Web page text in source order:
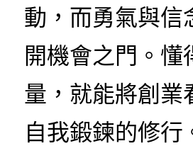
動，而勇氣與信
開機會之門。懂
量，就能將創業
自我鍛鍊的修行